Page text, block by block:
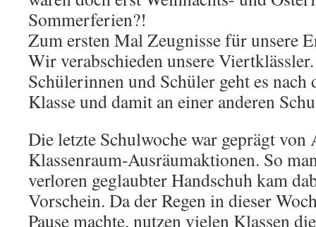
Sommerferien?!
Zum ersten Mal Zeugnisse für unsere
Wir verabschieden unsere
Schülerinnen und Schüler geht es nach
Klasse und damit an einer anderen
Die letzte Schulwoche war geprägt
Klassenraum-Ausräumaktionen. So
verloren geglaubter Handschuh kam
Vorschein. Da der Regen in dieser
Pause machte, nutzen vielen Klassen